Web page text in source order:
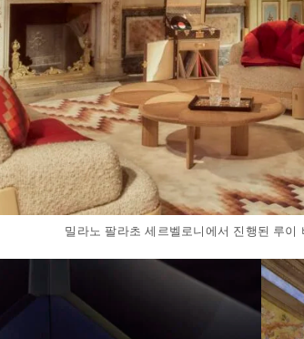
밀라노 팔라초 세르벨로니에서 진행된 루이